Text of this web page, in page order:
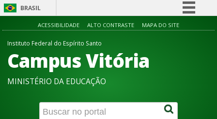
BRASIL
Simplifique!
Acesso à informação
Canais
ACESSIBILIDADE ALTO CONTRASTE MAPA DO SITE
Instituto Federal do Espírito Santo
Campus Vitória
MINISTÉRIO DA EDUCAÇÃO